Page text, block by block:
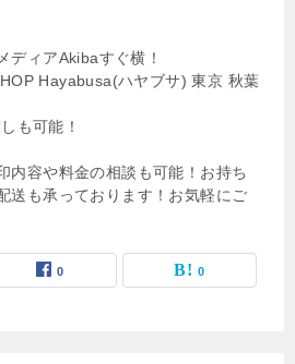
ディアAkibaすぐ横！
Hayabusa(ハヤブサ) 東京 秋葉
も可能！
内容や料金の相談も可能！お持ち
送も承っております！お気軽にご
0 0